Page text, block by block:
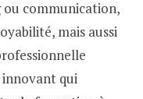
communication,
mais aussi
qui